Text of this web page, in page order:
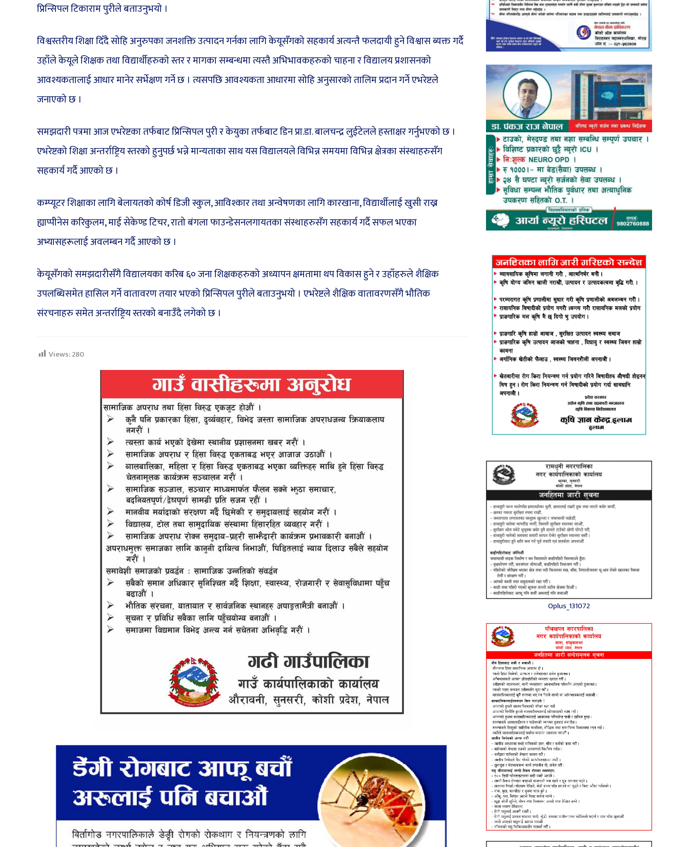
प्रिन्सिपल टिकाराम पुरीले बताउनुभयो ।
विश्वस्तरीय शिक्षा दिँदै सोहि अनुरुपका जनशक्ति उत्पादन गर्नका लागि केयूसँगको सहकार्य अत्यन्तै फलदायी हुने विश्वास ब्यक्त गर्दै
उहाँले केयूले शिक्षक तथा विद्यार्थीहरुको स्तर र मागका सम्बन्धमा त्यस्तै अभिभावकहरुको चाहना र विद्यालय प्रशासनको
आवश्यकतालाई आधार मानेर सर्भेक्षण गर्ने छ । त्यसपछि आवश्यकता आधारमा सोहि अनुसारको तालिम प्रदान गर्ने एभरेष्टले
जनाएको छ ।
समझदारी पत्रमा आज एभरेष्टका तर्फबाट प्रिन्सिपल पुरी र केयुका तर्फबाट डिन प्रा.डा. बालचन्द्र लुईटेलले हस्ताक्षर गर्नुभएको छ ।
एभरेष्टको शिक्षा अन्तर्राष्ट्रिय स्तरको हुनुपर्छ भन्ने मान्यताका साथ यस विद्यालयले विभिन्न समयमा विभिन्न क्षेत्रका संस्थाहरुसँग
सहकार्य गर्दै आएको छ ।
कम्प्यूटर शिक्षाका लागि बेलायतको कोर्ष डिजी स्कुल, आविश्कार तथा अन्वेषणका लागि कारखाना, विद्यार्थीलाई खुसी राख्न
ह्याप्पीनेस करिकुलम, माई सेकेण्ड टिचर, रातो बंगला फाउन्डेसनलगायतका संस्थाहरुसँग सहकार्य गर्दै सफल भएका
अभ्यासहरूलाई अवलम्बन गर्दै आएको छ ।
केयूसँगको समझदारीसँगै विद्यालयका करिब ६० जना शिक्षकहरुको अध्यापन क्षमतामा थप विकास हुने र उहाँहरुले शैक्षिक
उपलब्धिसमेत हासिल गर्ने वातावरण तयार भएको प्रिन्सिपल पुरीले बताउनुभयो । एभरेष्टले शैक्षिक वातावरणसँगै भौतिक
संरचनाहरु समेत अन्तर्राष्ट्रिय स्तरको बनाउँदै लगेको छ ।
Views:280
Oplus_131072